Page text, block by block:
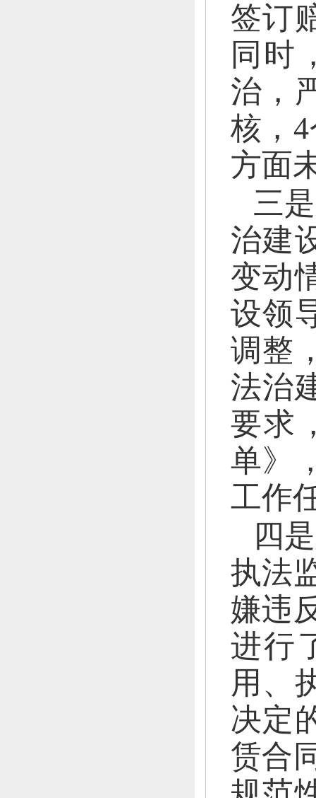
签订
同时
治，
核，
方面
三
治建
变动
设领
调整
法治
要求
单》
工作
四
执法
嫌违
进行
用、
决定
赁合